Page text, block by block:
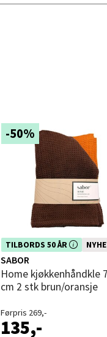
-50%
TILBORDS 50 ÅR
Dette produktet er inkludert i vår
kampanje. Benytt deg av
dag!
SABOR
Home kjøkkenhåndkle 70x50
cm 2 stk brun/oransje
Førpris 269,-
135,-
0 i
Torget
Åpent i
0 i